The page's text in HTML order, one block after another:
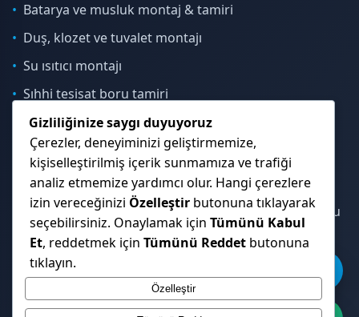
Batarya ve musluk montaj & tamiri
Duş, klozet ve tuvalet montajı
Su ısıtıcı montajı
Sıhhi tesisat boru tamiri
İletişim & Konum
Çekmeköy, Sancaktepe, Ümraniye ve İstanbul Anadolu
Yakası genelinde hizmet veriyoruz.
Gizliliğinize saygı duyuyoruz
Çerezler, deneyiminizi geliştirmemize,
kişiselleştirilmiş içerik sunmamıza ve trafiği
analiz etmemize yardımcı olur. Hangi çerezlere
izin vereceğinizi Özelleştir butonuna tıklayarak
seçebilirsiniz. Onaylamak için Tümünü Kabul
Et, reddetmek için Tümünü Reddet butonuna
tıklayın.
Özelleştir